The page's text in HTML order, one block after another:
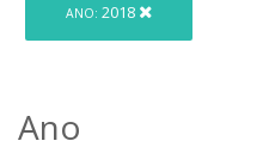
ANO: 2018
Ano